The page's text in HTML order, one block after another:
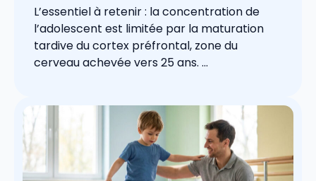
L’essentiel à retenir : la concentration de
l’adolescent est limitée par la maturation
tardive du cortex préfrontal, zone du
cerveau achevée vers 25 ans. ...